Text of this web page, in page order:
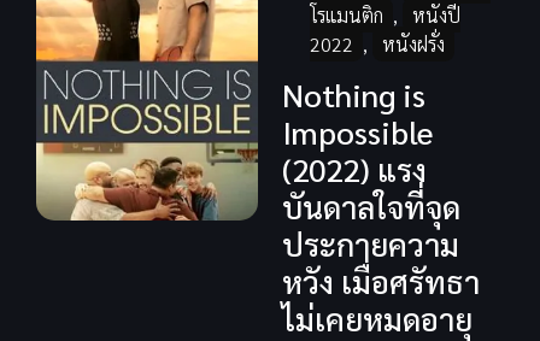
โรแมนติก ,
หนังปี
2022 , หนังฝรั่ง
Nothing is
Impossible
(2022) แรง
บันดาลใจที่จุด
ประกายความ
หวัง เมื่อศรัทธา
ไม่เคยหมดอายุ